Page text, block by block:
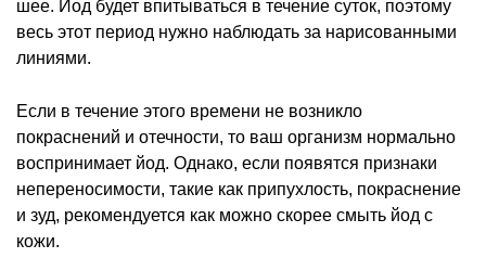
шее. Йод будет впитываться в течение суток, поэтому
весь этот период нужно наблюдать за нарисованными
линиями.
Если в течение этого времени не возникло
покраснений и отечности, то ваш организм нормально
воспринимает йод. Однако, если появятся признаки
непереносимости, такие как припухлость, покраснение
и зуд, рекомендуется как можно скорее смыть йод с
кожи.